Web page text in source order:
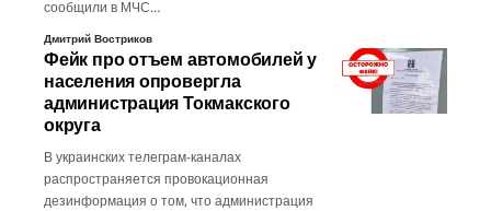
сообщили в МЧС…
Дмитрий Востриков
Фейк про отъем автомобилей у
населения опровергла
администрация Токмакского
округа
В украинских телеграм-каналах
распространяется провокационная
дезинформация о том, что администрация